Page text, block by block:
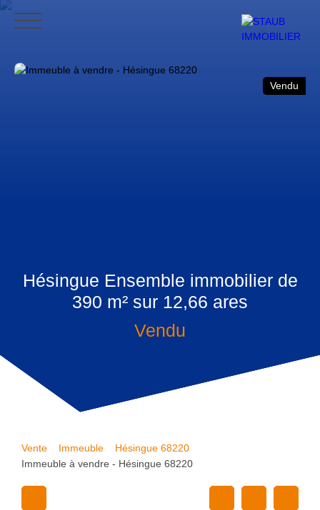
ACCUEIL ACHETER VENDRE NOS AVIS
Vendu
Hésingue Ensemble immobilier de
390 m² sur 12,66 ares
Vendu
Vente Immeuble
Hésingue 68220
Immeuble à vendre - Hésingue 68220